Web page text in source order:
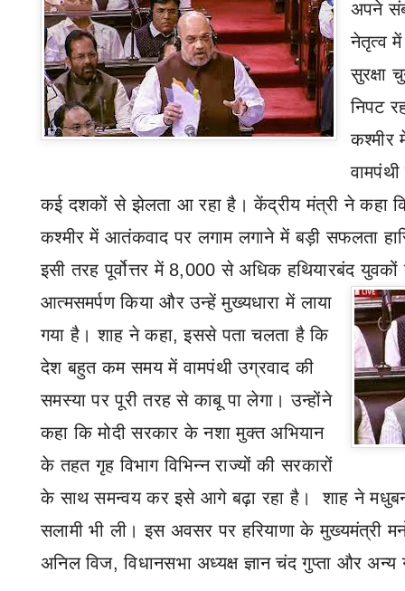
अपने
नेतृत्व
सुरक्षा
निपट
कश्मीर
कई दशकों से झेलता आ रहा है। केंद्रीय मंत्री ने कहा
कश्मीर में आतंकवाद पर लगाम लगाने में बड़ी सफलता
इसी तरह पूर्वोत्तर में 8,000 से अधिक हथियारबंद
आत्मसमर्पण किया और उन्हें मुख्यधारा में लाया
गया है। शाह ने कहा,इससे पताचलता है कि
देश बहुत कम समय में वामपंथी उग्रवाद की
समस्या पर पूरी तरह से काबू पा लेगा। उन्होंने
कहा कि मोदी सरकार के नशा मुक्त अभियान
के तहत गृह विभाग विभिन्न राज्यों की सरकारों
के साथ समन्वय कर इसे आगे बढ़ा रहा है। शाह ने
सलामी भी ली। इस अवसर पर हरियाणा के मुख्यमंत्री
अनिल विज,विधानसभा अध्यक्ष ज्ञान चंद गुप्ता और